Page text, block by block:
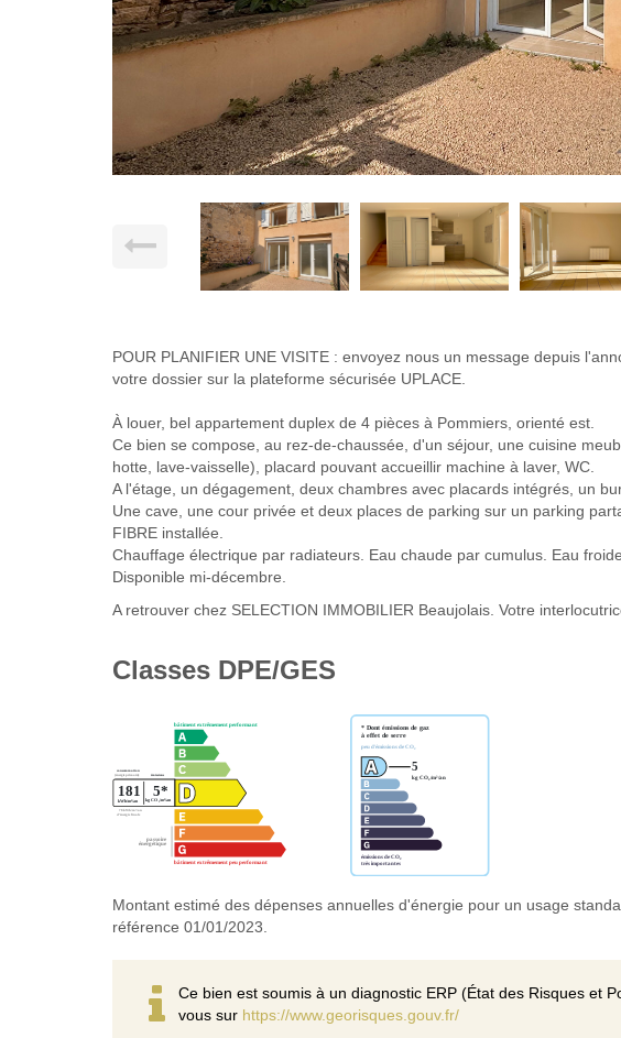
POUR PLANIFIER UNE VISITE : envoyez nous un message depuis
votre dossier sur la plateforme sécurisée UPLACE.
À louer, bel appartement duplex de 4 pièces à Pommiers, orienté est.
Ce bien se compose, au rez-de-chaussée, d'un séjour, une cuisine
hotte, lave-vaisselle), placard pouvant accueillir machine à laver, WC.
A l'étage, un dégagement, deux chambres avec placards intégrés, un
Une cave, une cour privée et deux places de parking sur un parking
FIBRE installée.
Chauffage électrique par radiateurs. Eau chaude par cumulus. Eau
Disponible mi-décembre.
A retrouver chez SELECTION IMMOBILIER Beaujolais. Votre
Classes DPE/GES
Montant estimé des dépenses annuelles d'énergie pour un usage
référence 01/01/2023.
Ce bien est soumis à un diagnostic ERP (État des Risques et
vous sur https://www.georisques.gouv.fr/